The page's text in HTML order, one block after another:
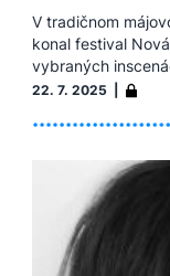
V tradičnom
konal festival
vybraných
22. 7. 2025 |